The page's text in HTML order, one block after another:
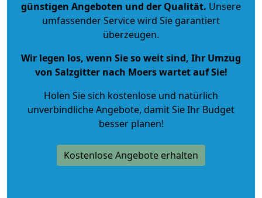
günstigen Angeboten und der Qualität. Unsere
umfassender Service wird Sie garantiert
überzeugen.
Wir legen los, wenn Sie so weit sind, Ihr Umzug
von Salzgitter nach Moers wartet auf Sie!
Holen Sie sich kostenlose und natürlich
unverbindliche Angebote, damit Sie Ihr Budget
besser planen!
Kostenlose Angebote erhalten